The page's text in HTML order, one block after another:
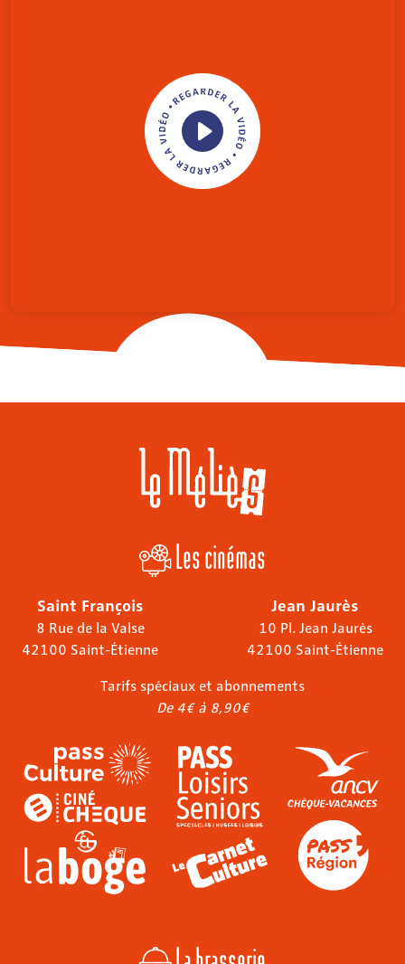
Les cinémas
Saint François
8 Rue de la Valse
42100 Saint-Étienne
Jean Jaurès
10 Pl. Jean Jaurès
42100 Saint-Étienne
Tarifs spéciaux et abonnements
De 4€ à 8,90€